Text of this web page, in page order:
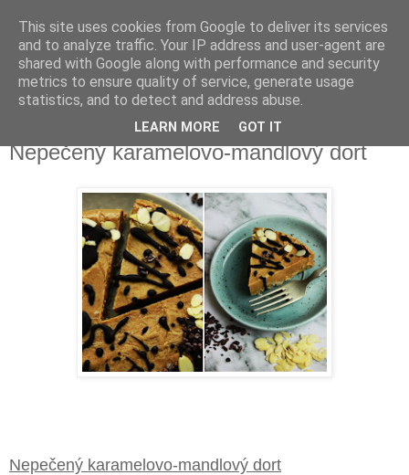
Delicious blog
Lucie
úterý 21. března 2017
Nepečený karamelovo-mandlový dort
Nepečený karamelovo-mandlový dort
This site uses cookies from Google to deliver its services
and to analyze traffic. Your IP address and user-agent are
shared with Google along with performance and security
metrics to ensure quality of service, generate usage
statistics, and to detect and address abuse.
LEARN MORE GOT IT